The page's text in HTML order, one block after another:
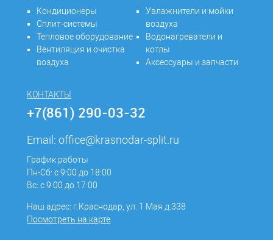
Кондиционеры
Сплит-системы
Тепловое оборудование
Вентиляция и очистка
воздуха
Увлажнители и мойки
воздуха
Водонагреватели и
котлы
Аксессуары и запчасти
КОНТАКТЫ
+7(861) 290-03-32
Email:office@krasnodar-split.ru
График работы
Пн-Сб: с 9:00 до 18:00
Вс: с 9:00 до 17:00
Наш адрес: г.Краснодар, ул. 1 Мая д.338
Посмотреть на карте